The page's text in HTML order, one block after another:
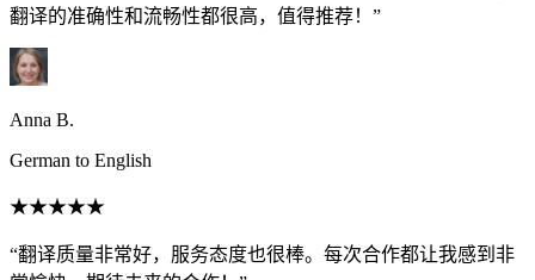
翻译的准确性和流畅性都很高，值得推荐！”
Anna B.
German to English
★★★★★
“翻译质量非常好，服务态度也很棒。每次合作都让我感到非